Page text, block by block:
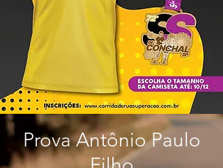
Prova Antônio Paulo